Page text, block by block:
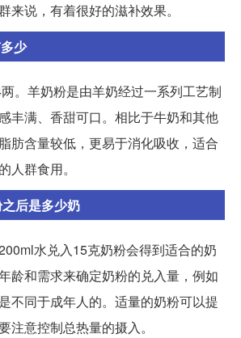
来说，有着很好的滋补效果。
少
。羊奶粉是由羊奶经过一系列工艺制
丰满、香甜可口。相比于牛奶和其他
肪含量较低，更易于消化吸收，适合
人群食用。
后是多少奶
水兑入15克奶粉会得到适合的奶
龄和需求来确定奶粉的兑入量，例如
不同于成年人的。适量的奶粉可以提
注意控制总热量的摄入。